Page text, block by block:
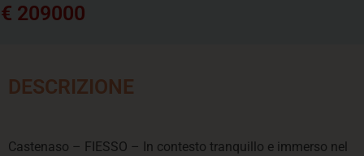
€ 209000
DESCRIZIONE
Castenaso – FIESSO – In contesto tranquillo e immerso nel